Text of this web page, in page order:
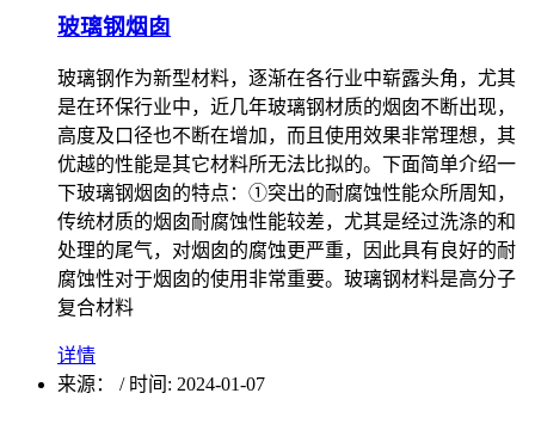
玻璃钢烟囱
玻璃钢作为新型材料，逐渐在各行业中崭露头角，尤其
是在环保行业中，近几年玻璃钢材质的烟囱不断出现，
高度及口径也不断在增加，而且使用效果非常理想，其
优越的性能是其它材料所无法比拟的。下面简单介绍一
下玻璃钢烟囱的特点：①突出的耐腐蚀性能众所周知，
传统材质的烟囱耐腐蚀性能较差，尤其是经过洗涤的和
处理的尾气，对烟囱的腐蚀更严重，因此具有良好的耐
腐蚀性对于烟囱的使用非常重要。玻璃钢材料是高分子
复合材料
详情
来源：
/ 时间: 2024-01-07